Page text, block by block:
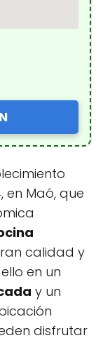
en Maó, que
calidad y
en un
y un
disfrutar